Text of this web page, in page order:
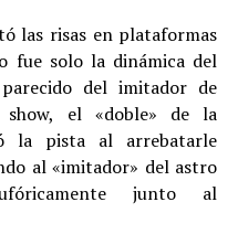
las risas en plataformas
fue solo la dinámica del
del imitador de
show, el «doble» de la
la pista al arrebatarle
al «imitador» del astro
junto al